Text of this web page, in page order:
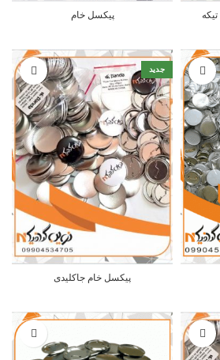
پیکسل خام
جدید
پیکسل خام جاکلیدی